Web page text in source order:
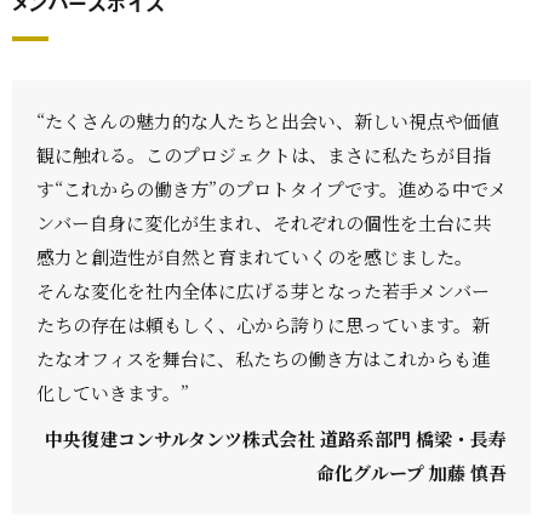
メンバーズボイス
“たくさんの魅力的な人たちと出会い、新しい視点や価値
観に触れる。このプロジェクトは、まさに私たちが目指
す“これからの働き方”のプロトタイプです。進める中でメ
ンバー自身に変化が生まれ、それぞれの個性を土台に共
感力と創造性が自然と育まれていくのを感じました。
そんな変化を社内全体に広げる芽となった若手メンバー
たちの存在は頼もしく、心から誇りに思っています。新
たなオフィスを舞台に、私たちの働き方はこれからも進
化していきます。”
中央復建コンサルタンツ株式会社 道路系部門 橋梁・長寿
命化グループ 加藤 慎吾